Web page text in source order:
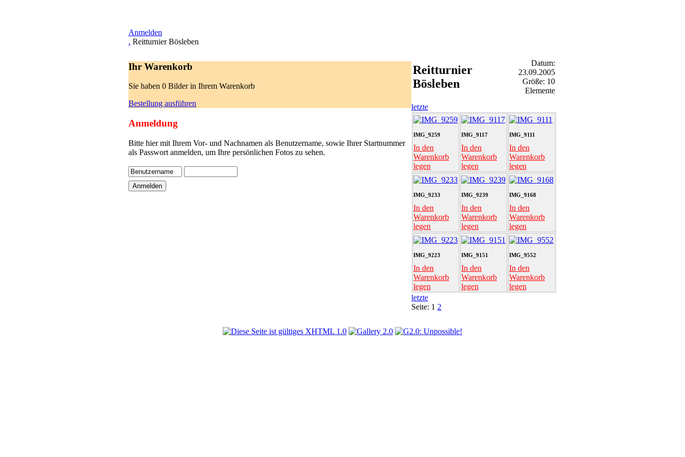
Anmelden
. Reitturnier Bösleben
Ihr Warenkorb
Sie haben 0 Bilder in Ihrem Warenkorb
Bestellung ausführen
Anmeldung
Bitte hier mit Ihrem Vor- und Nachnamen als Benutzername, sowie Ihrer Startnummer
als Passwort anmelden, um Ihre persönlichen Fotos zu sehen.
Reitturnier
Bösleben
Datum:
23.09.2005
Größe: 10
Elemente
letzte
IMG_9259
In den
Warenkorb
legen
IMG_9117
In den
Warenkorb
legen
IMG_9111
In den
Warenkorb
legen
IMG_9233
In den
Warenkorb
legen
IMG_9239
In den
Warenkorb
legen
IMG_9168
In den
Warenkorb
legen
IMG_9223
In den
Warenkorb
legen
IMG_9151
In den
Warenkorb
legen
IMG_9552
In den
Warenkorb
legen
letzte
Seite: 1 2